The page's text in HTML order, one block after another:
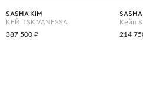
SASHA KIM
КЕЙП SK VANESSA
387 500 ₽
Кейп
214